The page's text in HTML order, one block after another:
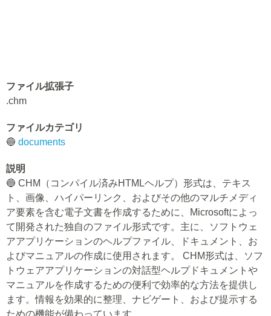
ファイル拡張子
.chm
ファイルカテゴリ
🔵 documents
説明
🔵 CHM（コンパイル済みHTMLヘルプ）形式は、テキス
ト、画像、ハイパーリンク、およびその他のマルチメディ
ア要素を含む電子文書を作成するために、Microsoftによっ
て開発された独自のファイル形式です。主に、ソフトウェ
アアプリケーションのヘルプファイル、ドキュメント、お
よびマニュアルの作成に使用されます。 CHM形式は、ソフ
トウェアアプリケーションの対話型ヘルプドキュメントや
マニュアルを作成するための便利で効率的な方法を提供し
ます。情報を効果的に整理、ナビゲート、および提示する
ための機能が備わっています。